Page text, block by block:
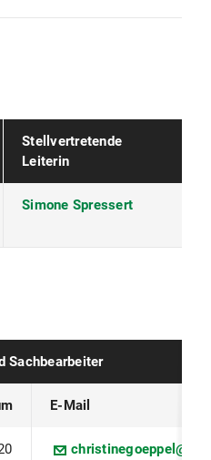
Stellvertretende
Leiterin
Simone Spressert
Sachbearbeiter
E-Mail